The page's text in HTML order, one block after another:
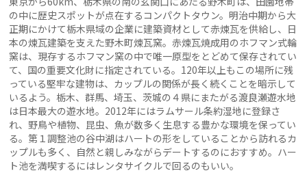
の中に歴史スポットが点在するコンパクトタウン。明治中期から大
正期にかけて栃木県域の企業に建築資材として赤煉瓦を供給し、日
本の煉瓦建築を支えた野木町煉瓦窯。赤煉瓦焼成用のホフマン式輪
窯は、現存するホフマン窯の中で唯一原型をとどめて保存されてい
て、国の重要文化財に指定されている。120年以上もこの場所に残
っている堅牢な建物は、カップルの関係が長く続くことを暗示して
いるよう。栃木、群馬、埼玉、茨城の４県にまたがる渡良瀬遊水地
は日本最大の遊水地。2012年にはラムサール条約湿地に登録さ
れ、野鳥や植物、昆虫、魚が数多く生息する豊かな環境を保ってい
る。第１調整池の谷中湖はハートの形をしていることから訪れるカ
ップルも多く、自然と親しみながらデートするのにおすすめ。ハー
ト池を満喫するにはレンタサイクルで回るのもいい。